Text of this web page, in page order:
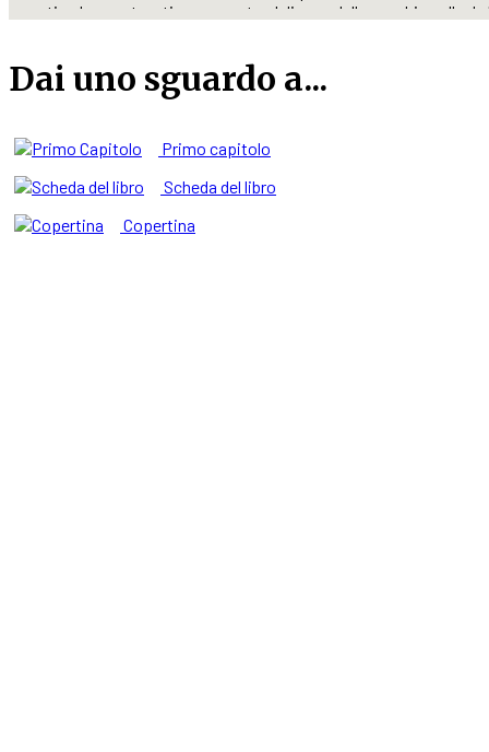
conti col passato e tiene accanto al divano delle vecchie palle
racconta l’intimità quando non è ordinaria,
affonda le radici negli anni tempestosi e gravidi di futuro della
Dai uno sguardo a...
Primo capitolo
Scheda del libro
Copertina